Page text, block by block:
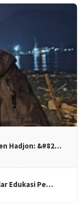
Hadjon: &#82…
Edukasi Pe…